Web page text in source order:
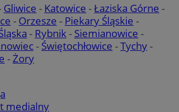
Gliwice - Katowice -Łaziska Górne -
- Orzesze - Piekary Śląskie -
- Rybnik - Siemianowice -
- Świętochłowice -Tychy-
- Żory
medialny
mojetychy.pl